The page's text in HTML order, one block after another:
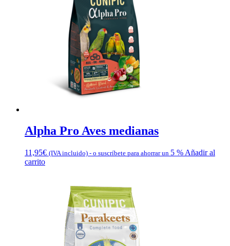
Alpha Pro Aves medianas
11,95€ (IVA incluido) - o suscríbete para ahorrar un 5 % Añadir al
carrito